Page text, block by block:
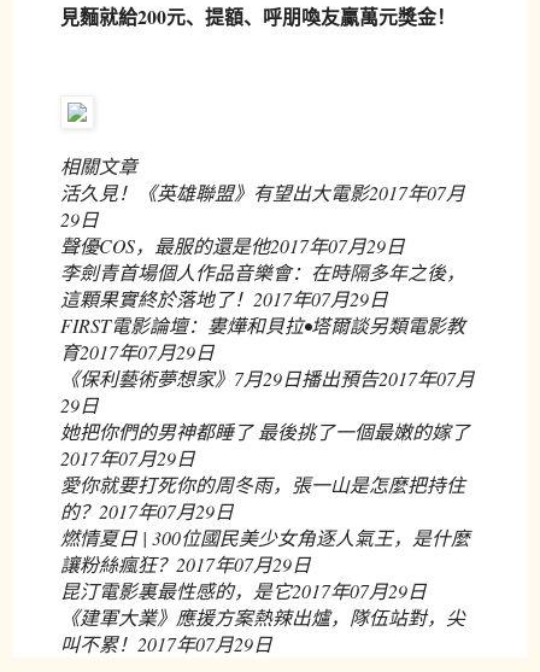
見麵就給200元、提額、呼朋喚友贏萬元獎金！
相關文章
活久見！《英雄聯盟》有望出大電影2017年07月
29日
聲優COS，最服的還是他2017年07月29日
李劍青首場個人作品音樂會：在時隔多年之後，
這顆果實終於落地了！ 2017年07月29日
FIRST電影論壇：婁燁和貝拉•塔爾談另類電影教
育2017年07月29日
《保利藝術夢想家》7月29日播出預告2017年07月
29日
她把你們的男神都睡了 最後挑了一個最嫩的嫁了
2017年07月29日
愛你就要打死你的周冬雨，張一山是怎麼把持住
的？ 2017年07月29日
燃情夏日 | 300位國民美少女角逐人氣王，是什麼
讓粉絲瘋狂？ 2017年07月29日
昆汀電影裏最性感的，是它2017年07月29日
《建軍大業》應援方案熱辣出爐，隊伍站對，尖
叫不累！ 2017年07月29日